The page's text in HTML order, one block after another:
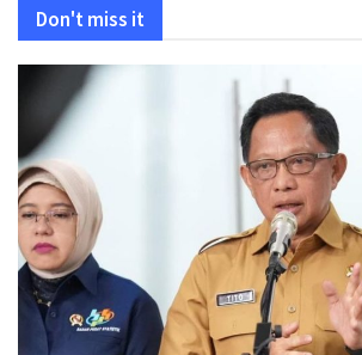
Don't miss it